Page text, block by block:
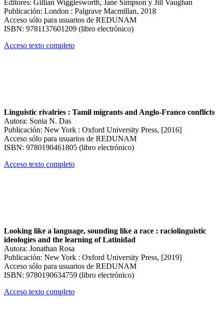
Editores: Gillian Wigglesworth, Jane Simpson y Jill Vaughan
Publicación: London : Palgrave Macmillan, 2018
Acceso sólo para usuarios de REDUNAM
ISBN: 9781137601209 (libro electrónico)
Acceso texto completo
Linguistic rivalries : Tamil migrants and Anglo-Franco conflicts
Autora: Sonia N. Das
Publicación: New York : Oxford University Press, [2016]
Acceso sólo para usuarios de REDUNAM
ISBN: 9780190461805 (libro electrónico)
Acceso texto completo
Looking like a language, sounding like a race : raciolinguistic
ideologies and the learning of Latinidad
Autora: Jonathan Rosa
Publicación: New York : Oxford University Press, [2019]
Acceso sólo para usuarios de REDUNAM
ISBN: 9780190634759 (libro electrónico)
Acceso texto completo